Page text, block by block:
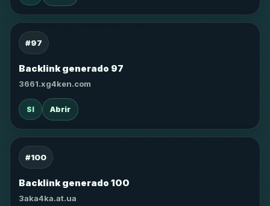
#97
Backlink generado 97
3661.xg4ken.com
SI Abrir
#100
Backlink generado 100
3aka4ka.at.ua